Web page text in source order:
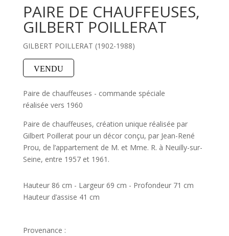
PAIRE DE CHAUFFEUSES,
GILBERT POILLERAT
GILBERT POILLERAT (1902-1988)
VENDU
Paire de chauffeuses - commande spéciale
réalisée vers 1960
Paire de chauffeuses, création unique réalisée par
Gilbert Poillerat pour un décor conçu, par Jean-René
Prou, de l’appartement de M. et Mme. R. à Neuilly-sur-
Seine, entre 1957 et 1961.
Hauteur 86 cm - Largeur 69 cm - Profondeur 71 cm
Hauteur d’assise 41 cm
Provenance :